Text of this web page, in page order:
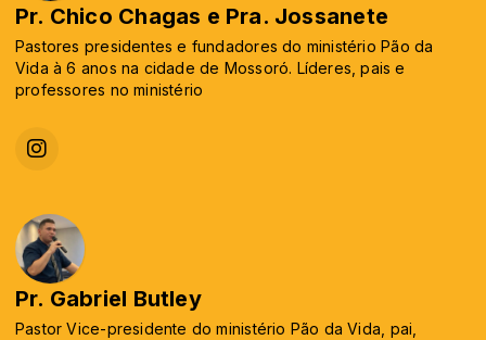
Pr. Chico Chagas e Pra. Jossanete
Pastores presidentes e fundadores do ministério Pão da
Vida à 6 anos na cidade de Mossoró. Líderes, pais e
professores no ministério
Pr. Gabriel Butley
Pastor Vice-presidente do ministério Pão da Vida, pai,